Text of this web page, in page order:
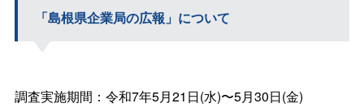
「島根県企業局の広報」について
調査実施期間：令和7年5月21日(水)〜5月30日(金)